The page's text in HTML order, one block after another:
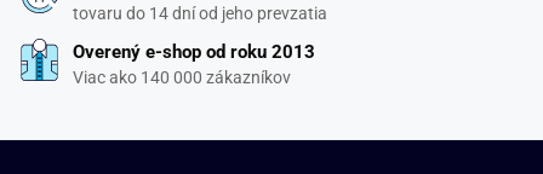
tovaru do 14 dní od jeho prevzatia
Overený e-shop od roku 2013
Viac ako 140 000 zákazníkov